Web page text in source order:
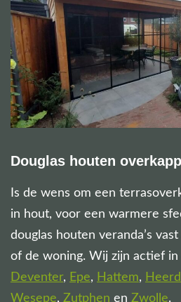
Douglas houten
Is de wens om een
in hout, voor een warmere
douglas houten veranda’s
of de woning. Wij zijn actief in
Deventer, Epe, Hattem,
Wesepe, Zutphen en Zwolle.